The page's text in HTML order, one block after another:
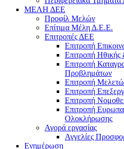
ΜΕΛΗ ΔΕΕ
Προφίλ Μελών
Επίτιμα Mέλη Δ.Ε.Ε.
Επιτροπές ΔΕΕ
Επιτροπή
Επιτροπή Ηθικής
Επιτροπή
Προβλημάτων
Επιτροπή
Επιτροπή
Επιτροπή
Επιτροπή
Ολοκλήρωσης
Αγορά εργασίας
Αγγελίες
Ενημέρωση